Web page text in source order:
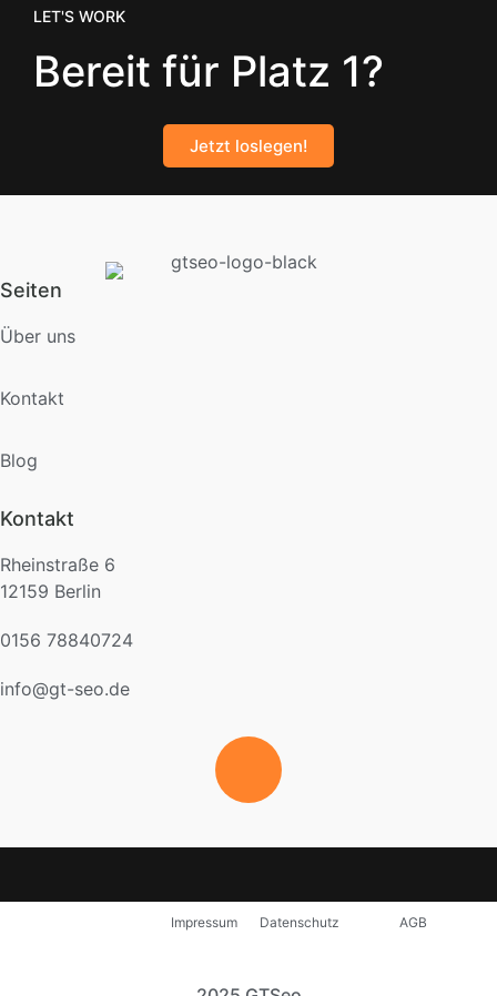
LET'S WORK
Bereit für Platz 1?
Jetzt loslegen!
Seiten
Über uns
Kontakt
Blog
Kontakt
Rheinstraße 6
12159 Berlin
0156 78840724
info@gt-seo.de
Impressum Datenschutz AGB